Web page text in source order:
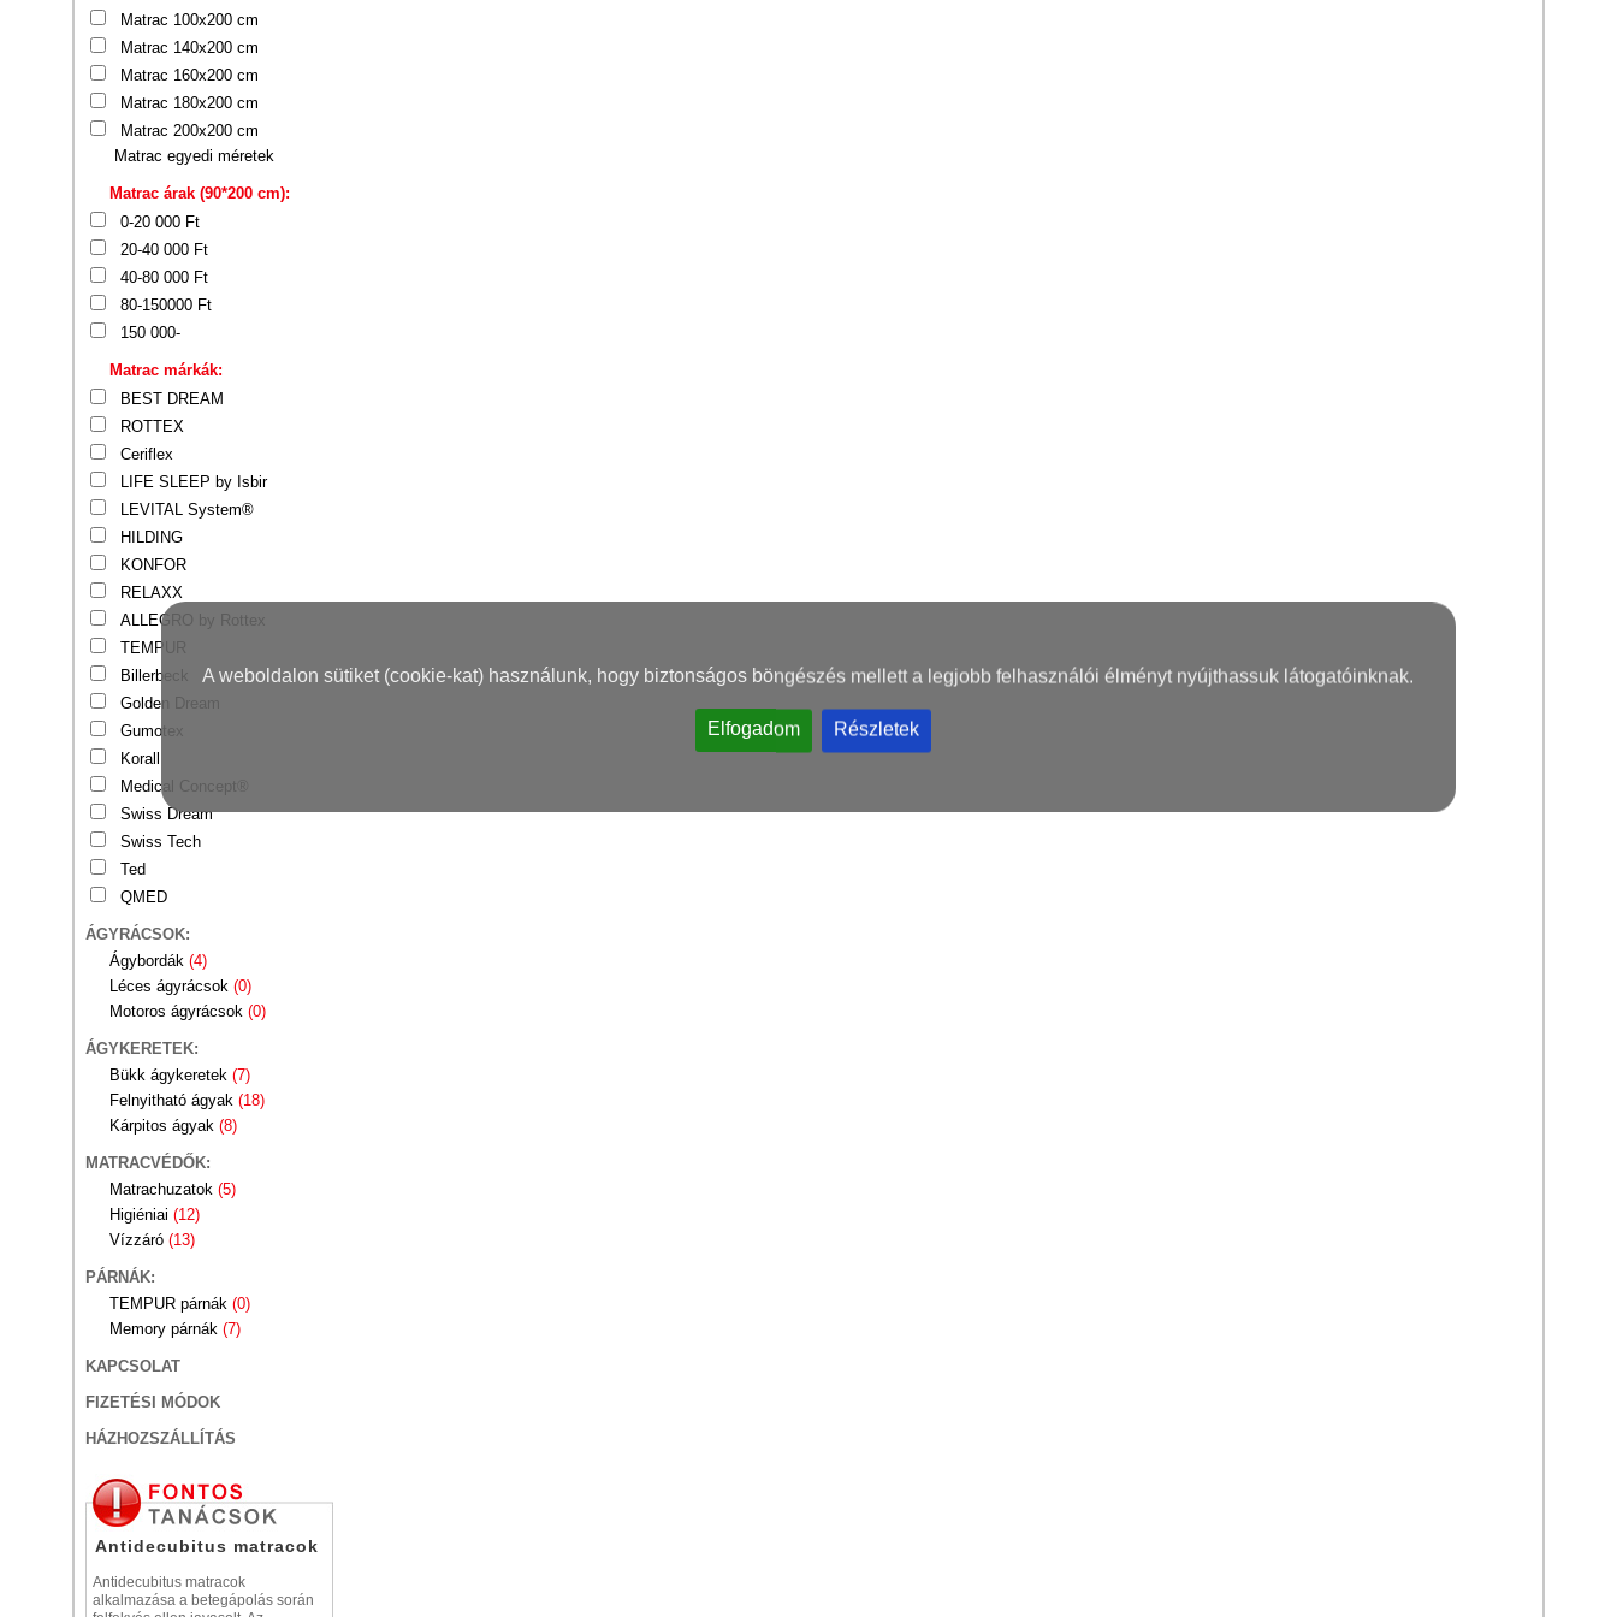
A weboldalon sütiket (cookie-kat) használunk, hogy biztonságos böngészés mellett a legjobb felhasználói élményt nyújthassuk látogatóinknak.
Elfogadom Részletek
Matrac 100x200 cm
Matrac 140x200 cm
Matrac 160x200 cm
Matrac 180x200 cm
Matrac 200x200 cm
Matrac egyedi méretek
Matrac árak (90*200 cm):
0-20 000 Ft
20-40 000 Ft
40-80 000 Ft
80-150000 Ft
150 000-
Matrac márkák:
BEST DREAM
ROTTEX
Ceriflex
LIFE SLEEP by Isbir
LEVITAL System®
HILDING
KONFOR
RELAXX
ALLEGRO by Rottex
TEMPUR
Billerbeck
Golden Dream
Gumotex
Korall
Medical Concept®
Swiss Dream
Swiss Tech
Ted
QMED
ÁGYRÁCSOK:
Ágybordák (4)
Léces ágyrácsok (0)
Motoros ágyrácsok (0)
ÁGYKERETEK:
Bükk ágykeretek (7)
Felnyitható ágyak (18)
Kárpitos ágyak (8)
MATRACVÉDŐK:
Matrachuzatok (5)
Higiéniai (12)
Vízzáró (13)
PÁRNÁK:
TEMPUR párnák (0)
Memory párnák (7)
KAPCSOLAT
FIZETÉSI MÓDOK
HÁZHOZSZÁLLÍTÁS
Antidecubitus matracok
Antidecubitus matracok
alkalmazása a betegápolás során